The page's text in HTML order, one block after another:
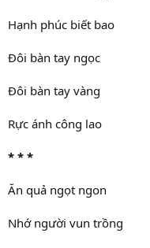
Hạnh phúc biết bao
Đôi bàn tay ngọc
Đôi bàn tay vàng
Rực ánh công lao
* * *
Ăn quả ngọt ngon
Nhớ người vun trồng